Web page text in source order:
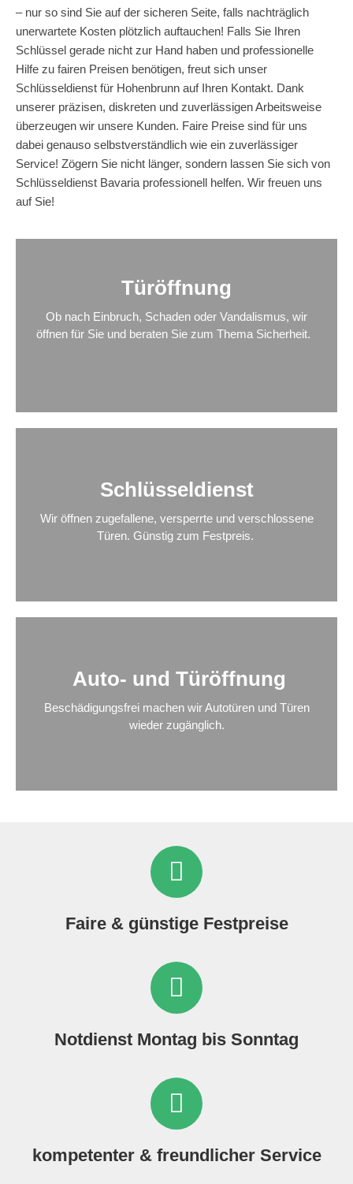
– nur so sind Sie auf der sicheren Seite, falls nachträglich
unerwartete Kosten plötzlich auftauchen! Falls Sie Ihren
Schlüssel gerade nicht zur Hand haben und professionelle
Hilfe zu fairen Preisen benötigen, freut sich unser
Schlüsseldienst für Hohenbrunn auf Ihren Kontakt. Dank
unserer präzisen, diskreten und zuverlässigen Arbeitsweise
überzeugen wir unsere Kunden. Faire Preise sind für uns
dabei genauso selbstverständlich wie ein zuverlässiger
Service! Zögern Sie nicht länger, sondern lassen Sie sich von
Schlüsseldienst Bavaria professionell helfen. Wir freuen uns
auf Sie!
Türöffnung
Ob nach Einbruch, Schaden oder Vandalismus, wir
öffnen für Sie und beraten Sie zum Thema Sicherheit.
Schlüsseldienst
Wir öffnen zugefallene, versperrte und verschlossene
Türen. Günstig zum Festpreis.
Auto- und Türöffnung
Beschädigungsfrei machen wir Autotüren und Türen
wieder zugänglich.
Faire & günstige Festpreise
Notdienst Montag bis Sonntag
kompetenter & freundlicher Service